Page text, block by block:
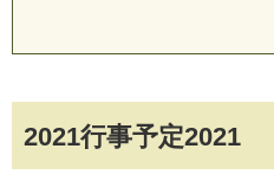
2021行事予定2021